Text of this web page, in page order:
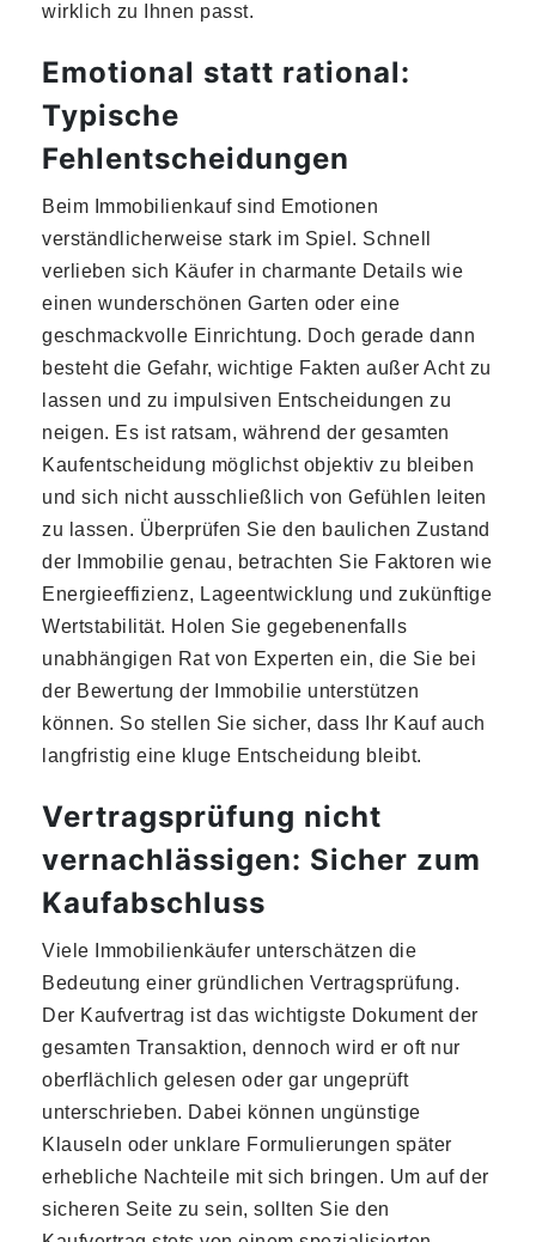
wirklich zu Ihnen passt.
Emotional statt rational:
Typische
Fehlentscheidungen
Beim Immobilienkauf sind Emotionen
verständlicherweise stark im Spiel. Schnell
verlieben sich Käufer in charmante Details wie
einen wunderschönen Garten oder eine
geschmackvolle Einrichtung. Doch gerade dann
besteht die Gefahr, wichtige Fakten außer Acht zu
lassen und zu impulsiven Entscheidungen zu
neigen. Es ist ratsam, während der gesamten
Kaufentscheidung möglichst objektiv zu bleiben
und sich nicht ausschließlich von Gefühlen leiten
zu lassen. Überprüfen Sie den baulichen Zustand
der Immobilie genau, betrachten Sie Faktoren wie
Energieeffizienz, Lageentwicklung und zukünftige
Wertstabilität. Holen Sie gegebenenfalls
unabhängigen Rat von Experten ein, die Sie bei
der Bewertung der Immobilie unterstützen
können. So stellen Sie sicher, dass Ihr Kauf auch
langfristig eine kluge Entscheidung bleibt.
Vertragsprüfung nicht
vernachlässigen: Sicher zum
Kaufabschluss
Viele Immobilienkäufer unterschätzen die
Bedeutung einer gründlichen Vertragsprüfung.
Der Kaufvertrag ist das wichtigste Dokument der
gesamten Transaktion, dennoch wird er oft nur
oberflächlich gelesen oder gar ungeprüft
unterschrieben. Dabei können ungünstige
Klauseln oder unklare Formulierungen später
erhebliche Nachteile mit sich bringen. Um auf der
sicheren Seite zu sein, sollten Sie den